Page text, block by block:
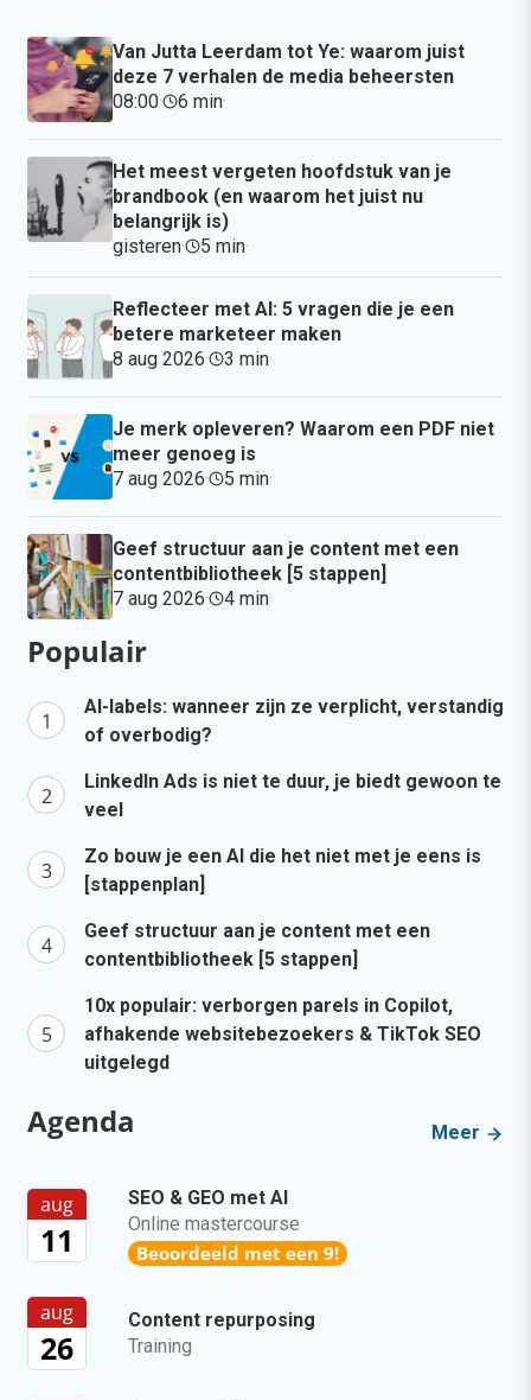
Van Jutta Leerdam tot Ye: waarom juist
deze 7 verhalen de media beheersten
08:00· 6 min·
Het meest vergeten hoofdstuk van je
brandbook (en waarom het juist nu
belangrijk is)
gisteren· 5 min·
Reflecteer met AI: 5 vragen die je een
betere marketeer maken
8 aug 2026· 3 min·
Je merk opleveren? Waarom een PDF niet
meer genoeg is
7 aug 2026· 5 min·
Geef structuur aan je content met een
contentbibliotheek [5 stappen]
7 aug 2026· 4 min·
Populair
AI-labels: wanneer zijn ze verplicht, verstandig
of overbodig?
LinkedIn Ads is niet te duur, je biedt gewoon te
veel
Zo bouw je een AI die het niet met je eens is
[stappenplan]
Geef structuur aan je content met een
contentbibliotheek [5 stappen]
10x populair: verborgen parels in Copilot,
afhakende websitebezoekers & TikTok SEO
uitgelegd
Agenda Meer
aug
11
SEO & GEO met AI
Online mastercourse
Beoordeeld met een 9!
aug
26
Content repurposing
Training